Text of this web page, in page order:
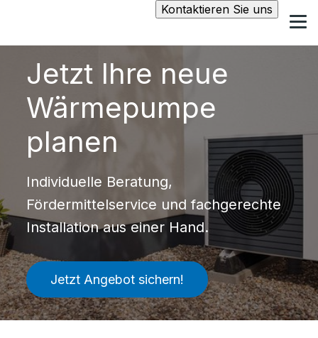
Kontaktieren Sie uns
Jetzt Ihre neue
Wärmepumpe
planen
Individuelle Beratung,
Fördermittelservice und fachgerechte
Installation aus einer Hand.
Jetzt Angebot sichern!